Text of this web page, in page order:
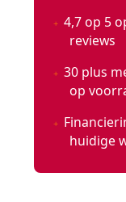
4,7 op 5
reviews
30 plus
op
huidige